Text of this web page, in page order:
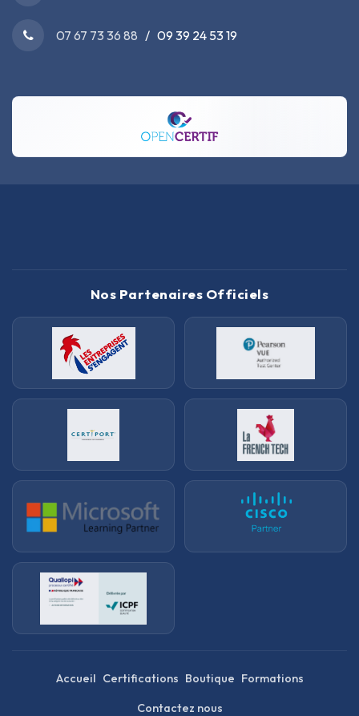
07 67 73 36 88 / 09 39 24 53 19
Nos Partenaires Officiels
Accueil Certifications Boutique Formations
Contactez nous